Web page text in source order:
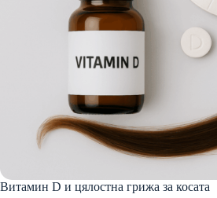
Витамин D и цялостна грижа за косата